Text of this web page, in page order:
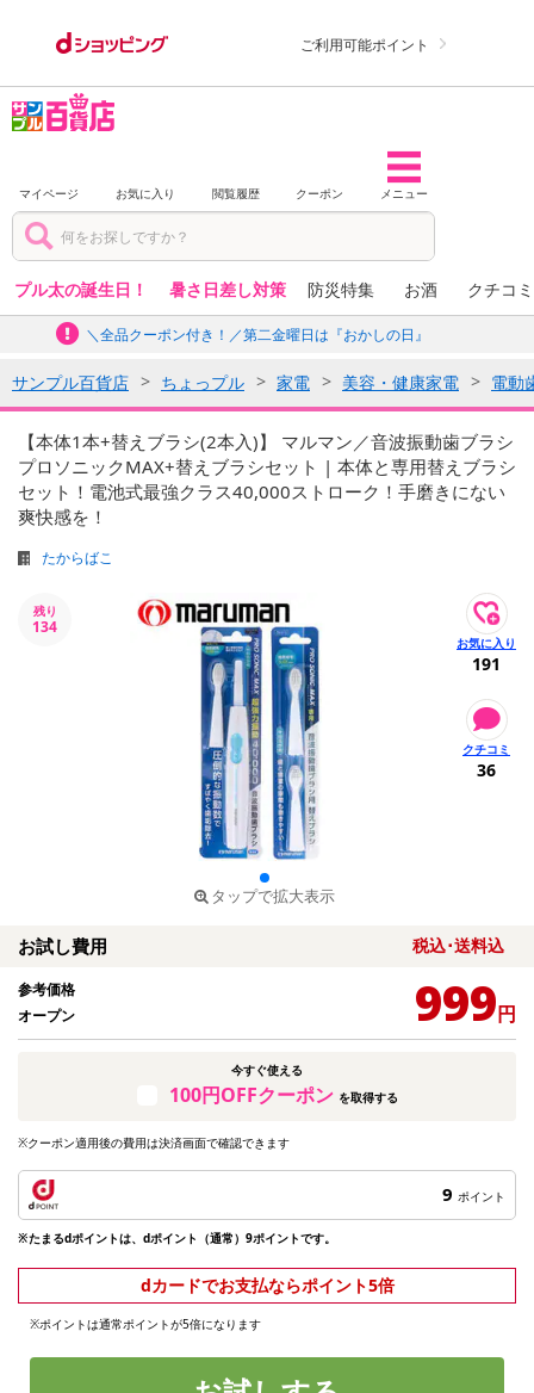
ご利用可能ポイント
マイページ お気に入り 閲覧履歴 クーポン メニュー
プル太の誕生日！ 暑さ日差し対策 防災特集 お酒 クチコ
＼全品クーポン付き！／第二金曜日は『おかしの日』
サンプル百貨店 ちょっプル 家電 美容・健康家電 電動
【本体1本+替えブラシ(2本入)】 マルマン／音波振動歯ブラシ
プロソニックMAX+替えブラシセット | 本体と専用替えブラシ
セット！電池式最強クラス40,000ストローク！手磨きにない
爽快感を！
たからばこ
残り
134
タップで拡大表示
191
36
お試し費用 税込･送料込
参考価格
オープン
999円
今すぐ使える
100円OFFクーポン を取得する
※クーポン適用後の費用は決済画面で確認できます
9 ポイント
※たまるdポイントは、dポイント（通常）9ポイントです。
dカードでお支払ならポイント5倍
※ポイントは通常ポイントが5倍になります